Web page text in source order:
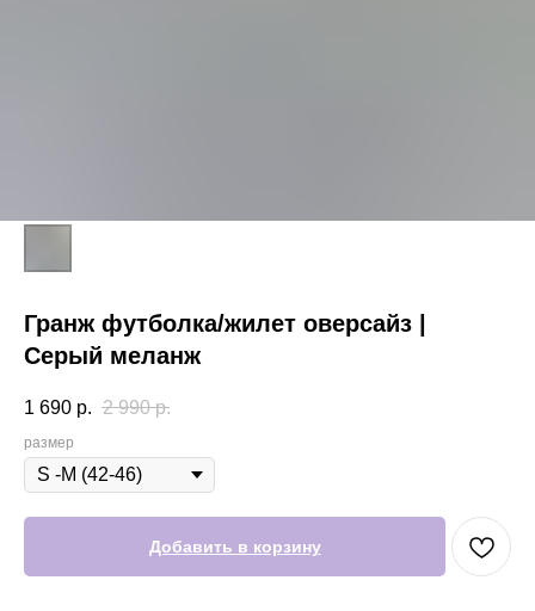
Гранж футболка/жилет оверсайз |
Серый меланж
1 690 р. 2 990 р.
размер
Добавить в корзину